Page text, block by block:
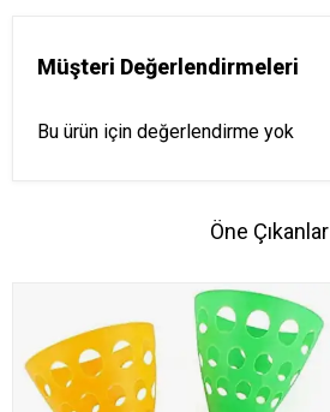
Müşteri Değerlendirmeleri
Bu ürün için değerlendirme yok
Öne Çıkanlar